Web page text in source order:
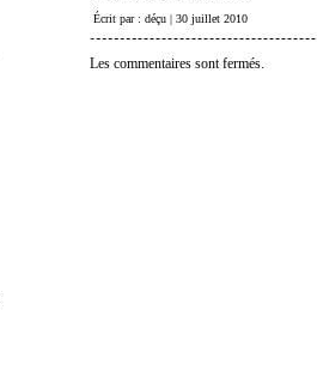
Écrit par : déçu | 30 juillet 2010
Les commentaires sont fermés.